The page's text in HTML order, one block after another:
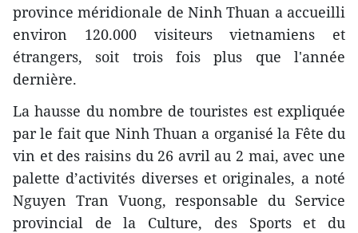
province méridionale de Ninh Thuan a accueilli
environ 120.000 visiteurs vietnamiens et
étrangers, soit trois fois plus que l'année
dernière.
La hausse du nombre de touristes est expliquée
par le fait que Ninh Thuan a organisé la Fête du
vin et des raisins du 26 avril au 2 mai, avec une
palette d’activités diverses et originales, a noté
Nguyen Tran Vuong, responsable du Service
provincial de la Culture, des Sports et du